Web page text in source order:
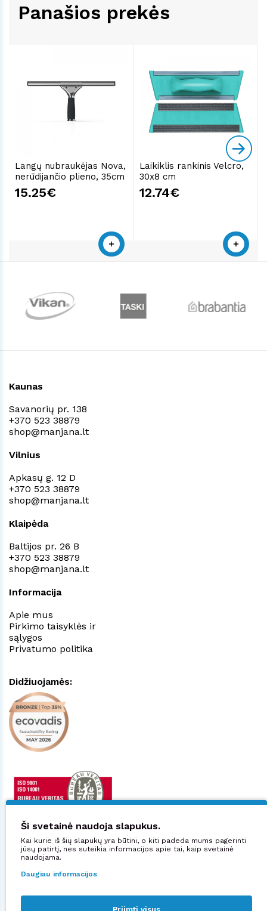
Panašios prekės
Langų nubraukėjas Nova,
nerūdijančio plieno, 35cm
15.25€
Laikiklis rankinis Velcro,
30x8 cm
12.74€
Kaunas
Savanorių pr. 138
+370 523 38879
shop@manjana.lt
Vilnius
Apkasų g. 12 D
+370 523 38879
shop@manjana.lt
Klaipėda
Baltijos pr. 26 B
+370 523 38879
shop@manjana.lt
Informacija
Apie mus
Pirkimo taisyklės ir
sąlygos
Privatumo politika
Didžiuojamės:
Ši svetainė naudoja slapukus.
Kai kurie iš šių slapukų yra būtini, o kiti padeda mums pagerinti
jūsų patirtį, nes suteikia informacijos apie tai, kaip svetainė
naudojama.
Daugiau informacijos